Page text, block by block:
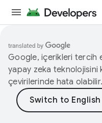
Google, içerikleri tercih
yapay zeka teknolojisini
çevirilerinde hata olabilir.